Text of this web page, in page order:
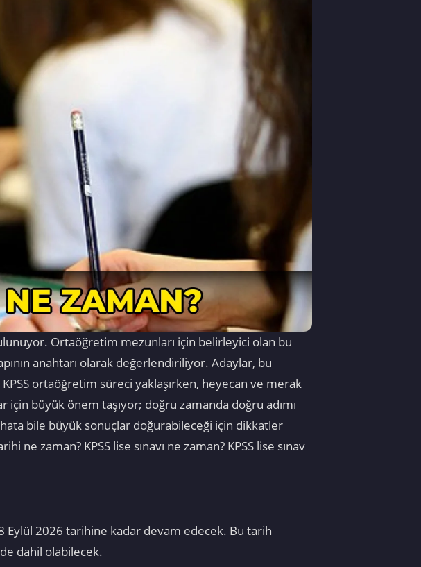
Ortaöğretim mezunları için belirleyici olan bu
anahtarı olarak değerlendiriliyor. Adaylar, bu
ortaöğretim süreci yaklaşırken, heyecan ve merak
büyük önem taşıyor; doğru zamanda doğru adımı
bile büyük sonuçlar doğurabileceği için dikkatler
zaman? KPSS lise sınavı ne zaman? KPSS lise sınav
Eylül 2026 tarihine kadar devam edecek. Bu tarih
dahil olabilecek.